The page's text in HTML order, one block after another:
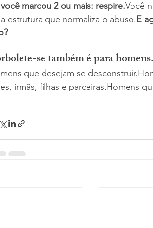
você marcou 2 ou mais: respire.Você
estrutura que normaliza o abuso.E
se também é para homens.
que desejam se
irmãs, filhas e parceiras.Homens